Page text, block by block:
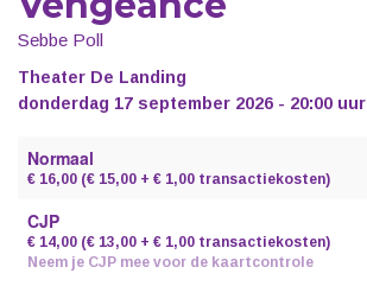
Sebbe Poll
Theater De Landing
donderdag 17 september 2026 - 20:00 uur
Normaal
€ 16,00 (€ 15,00 + € 1,00 transactiekosten)
CJP
€ 14,00 (€ 13,00 + € 1,00 transactiekosten)
Neem je CJP mee voor de kaartcontrole